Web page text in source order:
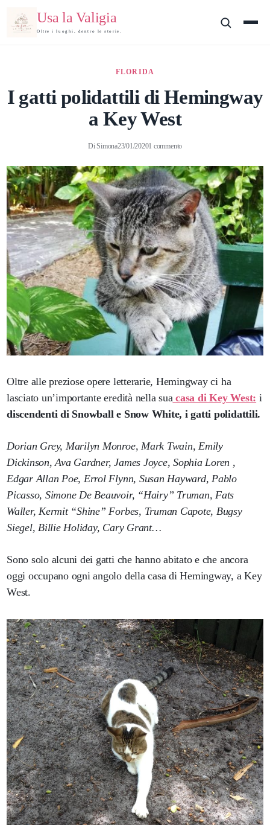
Usa la Valigia
Oltre i luoghi, dentro le storie.
FLORIDA
I gatti polidattili di Hemingway
a Key West
DiSimona23/01/20201 commento
Oltre alle preziose opere letterarie, Hemingway ci ha
lasciato un’importante eredità nella suacasa di Key West: i
discendenti di Snowball e Snow White, i gatti polidattili.
Dorian Grey, Marilyn Monroe, Mark Twain, Emily
Dickinson, Ava Gardner, James Joyce, Sophia Loren ,
Edgar Allan Poe, Errol Flynn, Susan Hayward, Pablo
Picasso, Simone De Beauvoir, “Hairy” Truman, Fats
Waller, Kermit “Shine” Forbes, Truman Capote, Bugsy
Siegel, Billie Holiday, Cary Grant…
Sono solo alcuni dei gatti che hanno abitato e che ancora
oggi occupano ogni angolo della casa di Hemingway, a Key
West.